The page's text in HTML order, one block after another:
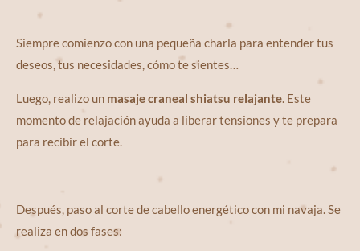
Siempre comienzo con una pequeña charla para entender tus
deseos, tus necesidades, cómo te sientes…
Luego, realizo un masaje craneal shiatsu relajante. Este
momento de relajación ayuda a liberar tensiones y te prepara
para recibir el corte.
Después, paso al corte de cabello energético con mi navaja. Se
realiza en dos fases: